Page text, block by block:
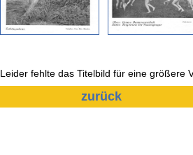
Leider fehlte das Titelbild für eine größere
zurück